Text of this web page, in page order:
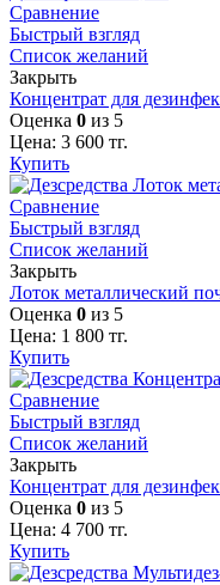
Сравнение
Быстрый взгляд
Список желаний
Закрыть
Концентрат для
Оценка 0 из 5
Цена: 3 600 тг.
Купить
Сравнение
Быстрый взгляд
Список желаний
Закрыть
Лоток металлический
Оценка 0 из 5
Цена: 1 800 тг.
Купить
Сравнение
Быстрый взгляд
Список желаний
Закрыть
Концентрат для
Оценка 0 из 5
Цена: 4 700 тг.
Купить